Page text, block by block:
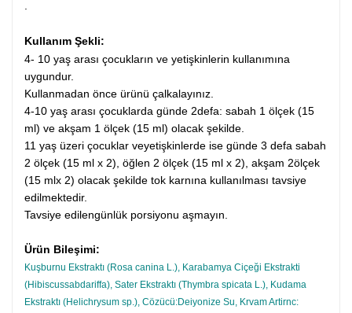
Kullanım Şekli:
4- 10 yaş arası çocukların ve yetişkinlerin kullanımına
uygundur.
Kullanmadan önce ürünü çalkalayınız.
4-10 yaş arası çocuklarda günde 2defa: sabah 1 ölçek (15
ml) ve akşam 1 ölçek (15 ml) olacak şekilde.
11 yaş üzeri çocuklar veyetişkinlerde ise günde 3 defa sabah
2 ölçek (15 ml x 2), öğlen 2 ölçek (15 ml x 2), akşam 2ölçek
(15 mlx 2) olacak şekilde tok karnına kullanılması tavsiye
edilmektedir.
Tavsiye edilengünlük porsiyonu aşmayın.
Ürün Bileşimi:
Kuşburnu Ekstraktı (Rosa canina L.), Karabamya Ciçeği Ekstrakti
(Hibiscussabdariffa), Sater Ekstraktı (Thymbra spicata L.), Kudama
Ekstraktı (Helichrysum sp.), Cözücü:Deiyonize Su, Krvam Artirnc: